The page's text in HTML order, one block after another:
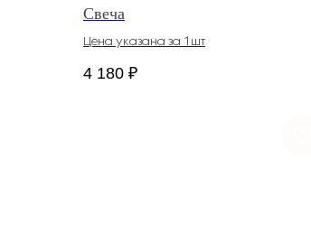
Свеча
Цена указана за 1шт
4 180 ₽